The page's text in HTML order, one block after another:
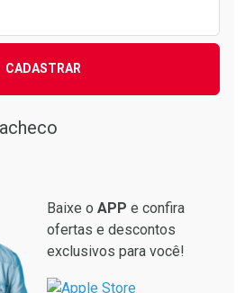
CADASTRAR
Baixe o APP e confira
ofertas e descontos
exclusivos para você!